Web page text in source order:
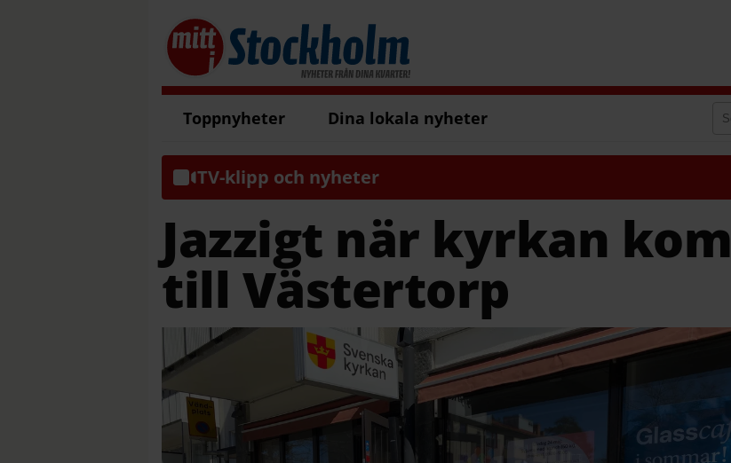
Toppnyheter Dina lokala nyheter
TV-klipp och nyheter
Jazzigt när kyrkan kom
till Västertorp